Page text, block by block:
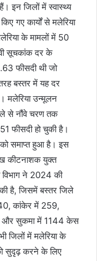
इन जिलों में स्वास्थ्य
गए कार्यों से मलेरिया
के मामलों में 50
सूचकांक दर के
फीसदी थी जो
बस्तर में यह दर
मलेरिया उन्मूलन
से नौंवे चरण तक
फीसदी हो चुकी है।
समाप्त हुआ है। इस
कीटनाशक युक्त
विभाग ने 2024 की
की है, जिसमें बस्तर जिले
कांकेर में 259,
और सुकमा में 1144 केस
जिलों में मलेरिया के
सुदृढ़ करने के लिए